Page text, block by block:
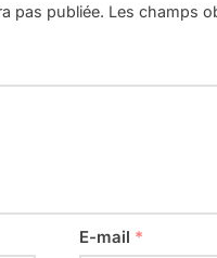
pas publiée. Les champs
E-mail *